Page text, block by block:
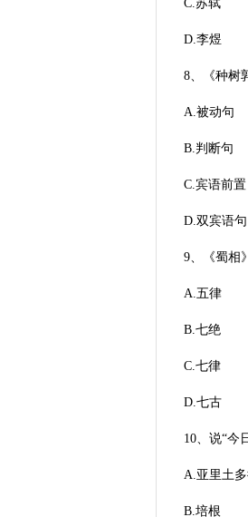
C.苏轼
D.李煜
8、《种树
A.被动句
B.判断句
C.宾语前置
D.双宾语句
9、《蜀相
A.五律
B.七绝
C.七律
D.七古
10、说“今
A.亚里土
B.培根